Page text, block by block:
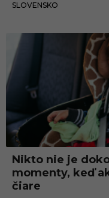
SLOVENSKO
Nikto nie je
momenty, keď
čiare